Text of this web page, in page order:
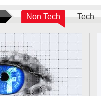
Non Tech Tech